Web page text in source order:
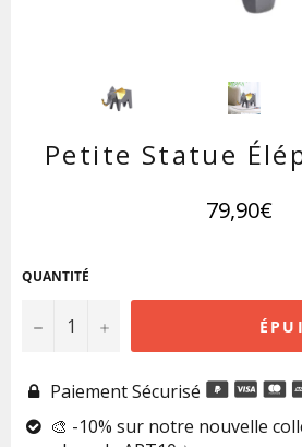
Petite Statue
Prix
régulier
79,90€
QUANTITÉ
− +
 Paiement Sécurisé

🎨 -10% sur notre nouvelle